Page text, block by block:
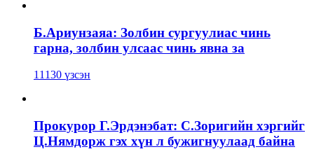
Б.Ариунзаяа: Золбин сургуулиас чинь
гарна, золбин улсаас чинь явна за
11130 үзсэн
Прокурор Г.Эрдэнэбат: С.Зоригийн хэргийг
Ц.Нямдорж гэх хүн л бужигнуулаад байна